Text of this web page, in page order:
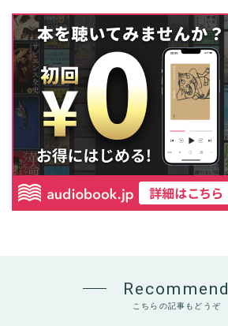
Recommend
こちらの記事もどうぞ